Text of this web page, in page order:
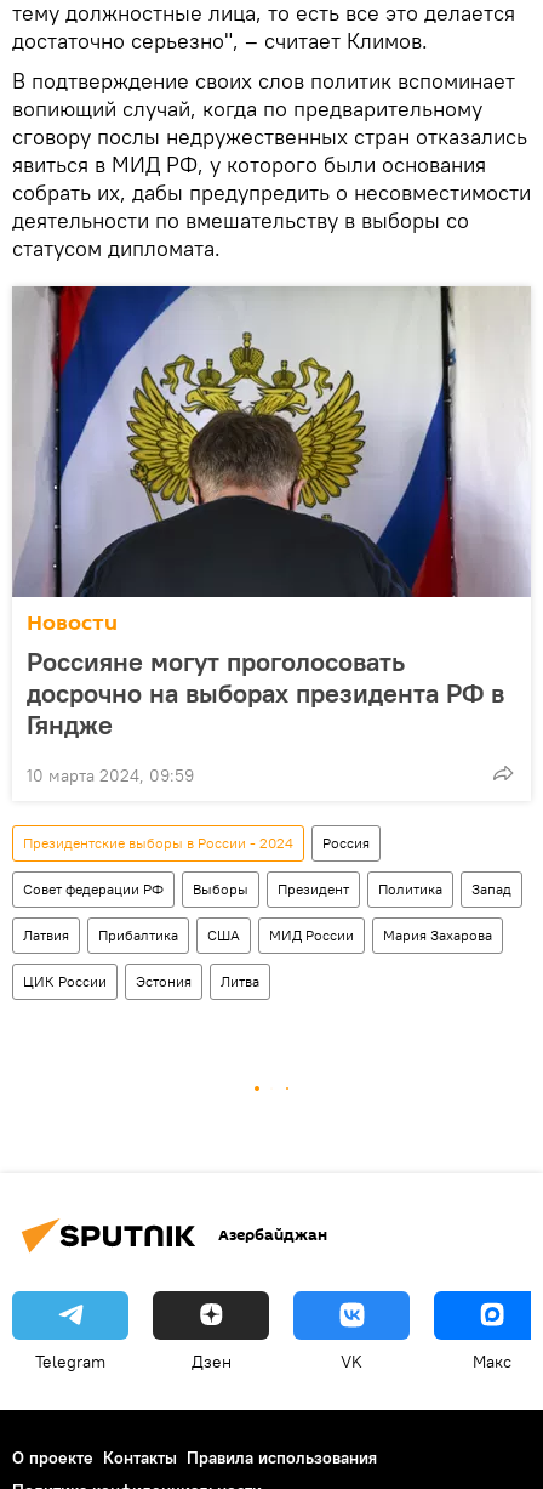
тему должностные лица, то есть все это делается
достаточно серьезно", – считает Климов.
В подтверждение своих слов политик вспоминает
вопиющий случай, когда по предварительному
сговору послы недружественных стран отказались
явиться в МИД РФ, у которого были основания
собрать их, дабы предупредить о несовместимости
деятельности по вмешательству в выборы со
статусом дипломата.
Новости
Россияне могут проголосовать
досрочно на выборах президента РФ в
Гяндже
10 марта 2024, 09:59
Президентские выборы в России - 2024 Россия
Совет федерации РФ Выборы Президент Политика Запад
Латвия Прибалтика США МИД России Мария Захарова
ЦИК России Эстония Литва
Азербайджан
Telegram Дзен VK Макс
О проекте Контакты Правила использования